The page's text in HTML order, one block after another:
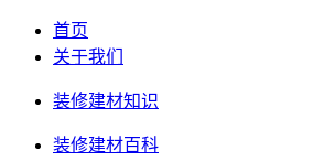
首页
关于我们
装修建材知识
装修建材百科